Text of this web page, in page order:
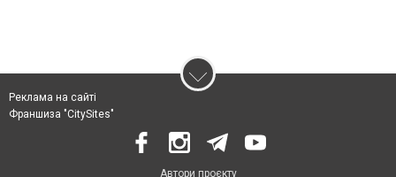
Реклама на сайті
Франшиза "CitySites"
Автори проєкту